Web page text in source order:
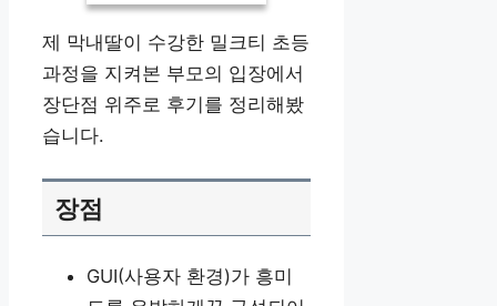
제 막내딸이 수강한 밀크티 초등
과정을 지켜본 부모의 입장에서
장단점 위주로 후기를 정리해봤
습니다.
장점
GUI(사용자 환경)가 흥미